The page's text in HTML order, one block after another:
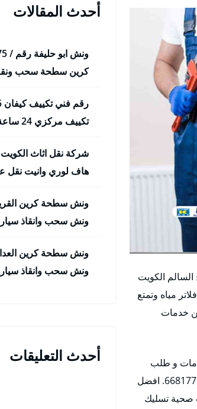
الكويت
مياه وتمتع
خدمات
و طلب
خدمات فني صحي ضاحية علي صباح السالم للمساعدة في التركيب بارخص الاسعار اتصل الان 66817766. افضل
جميع خدمات ادوات صحية تسليك
أحدث المقالات
كرين سطحة سحب ونقل
تكييف مركزي 24 ساعة
هاف لوري وانيت
ونش سحب وانقاذ
ونش سحب وانقاذ
أحدث التعليقات